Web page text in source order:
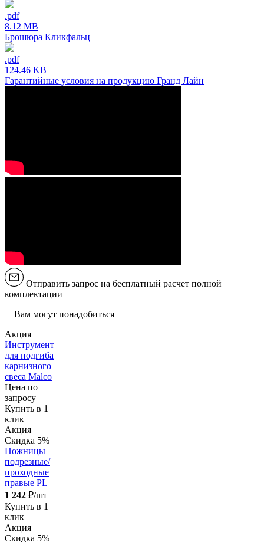
.pdf
8.12 MB
Брошюра Кликфальц
.pdf
124.46 KB
Гарантийные условия на продукцию Гранд Лайн
Отправить запрос на бесплатный расчет полной
комплектации
Вам могут понадобиться
Акция
Инструмент
для подгиба
карнизного
свеса Malco
Цена по
запросу
Купить в 1
клик
Акция
Скидка 5%
Ножницы
подрезные/
проходные
правые PL
1 242 ₽/шт
Купить в 1
клик
Акция
Скидка 5%